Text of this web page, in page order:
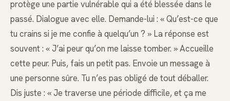
protège une partie vulnérable qui a été blessée dans le
passé. Dialogue avec elle. Demande-lui : « Qu’est-ce que
tu crains si je me confie à quelqu’un ? » La réponse est
souvent : « J’ai peur qu’on me laisse tomber. » Accueille
cette peur. Puis, fais un petit pas. Envoie un message à
une personne sûre. Tu n’es pas obligé de tout déballer.
Dis juste : « Je traverse une période difficile, et ça me